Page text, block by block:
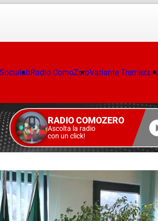
SocialabRadio ComoZeroVariante
RADIO COMOZERO
Ascolta la radio
con un click!